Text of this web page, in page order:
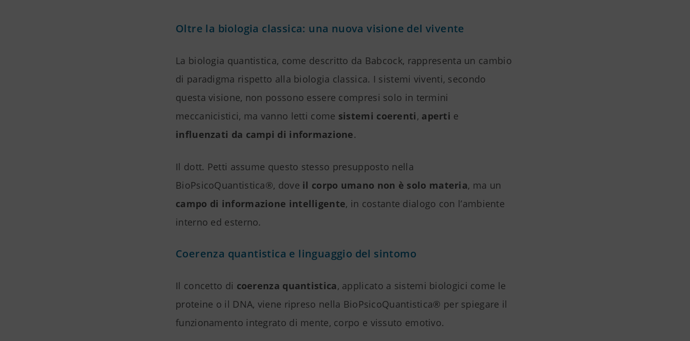
Oltre la biologia classica: una nuova visione del vivente
La biologia quantistica, come descritto da Babcock, rappresenta un cambio
di paradigma rispetto alla biologia classica. I sistemi viventi, secondo
questa visione, non possono essere compresi solo in termini
meccanicistici, ma vanno letti come sistemi coerenti, aperti e
influenzati da campi di informazione.
Il dott. Petti assume questo stesso presupposto nella
BioPsicoQuantistica®, dove il corpo umano non è solo materia, ma un
campo di informazione intelligente, in costante dialogo con l’ambiente
interno ed esterno.
Coerenza quantistica e linguaggio del sintomo
Il concetto di coerenza quantistica, applicato a sistemi biologici come le
proteine o il DNA, viene ripreso nella BioPsicoQuantistica® per spiegare il
funzionamento integrato di mente, corpo e vissuto emotivo.